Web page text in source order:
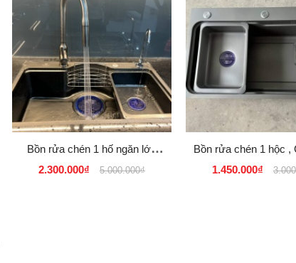
Bồn rửa chén 1 hố ngăn lớn
INOX SUS 304 KOREA
2.300.000₫ 5.000.000₫
Bồn rửa chén 1 hộc ,
bát 1 hố ngăn lớn
1.450.000₫